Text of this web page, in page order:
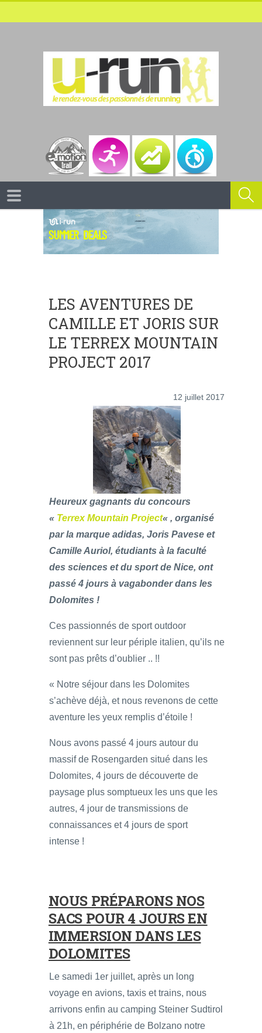
LES AVENTURES DE
CAMILLE ET JORIS SUR
LE TERREX MOUNTAIN
PROJECT 2017
12 juillet 2017
Heureux gagnants du concours
« Terrex Mountain Project« , organisé
par la marque adidas, Joris Pavese et
Camille Auriol, étudiants à la faculté
des sciences et du sport de Nice, ont
passé 4 jours à vagabonder dans les
Dolomites !
Ces passionnés de sport outdoor
reviennent sur leur périple italien, qu’ils ne
sont pas prêts d’oublier .. !!
« Notre séjour dans les Dolomites
s’achève déjà, et nous revenons de cette
aventure les yeux remplis d’étoile !
Nous avons passé 4 jours autour du
massif de Rosengarden situé dans les
Dolomites, 4 jours de découverte de
paysage plus somptueux les uns que les
autres, 4 jour de transmissions de
connaissances et 4 jours de sport
intense !
NOUS PRÉPARONS NOS
SACS POUR 4 JOURS EN
IMMERSION DANS LES
DOLOMITES
Le samedi 1er juillet, après un long
voyage en avions, taxis et trains, nous
arrivons enfin au camping Steiner Sudtirol
à 21h, en périphérie de Bolzano notre